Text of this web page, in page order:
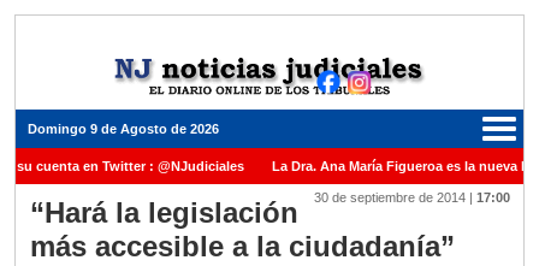
Domingo 9 de Agosto de 2026
cuenta en Twitter : @NJudiciales La Dra. Ana María Figueroa es la nueva
de la Nación una medalla al Dr. Raul Zaffaroni en reconocimiento por su
Carles para cubrir vacante en la Corte Suprema de Justicia de la Nación
30 de septiembre de 2014 | 17:00
“Hará la legislación
más accesible a la ciudadanía”